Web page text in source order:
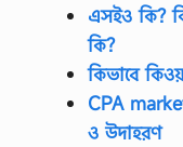
এসইও কি?
কি?
কিভাবে
CPA
ও উদাহরণ